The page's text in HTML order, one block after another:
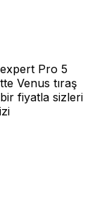
Pro 5
Venus tıraş
bir fiyatla sizleri